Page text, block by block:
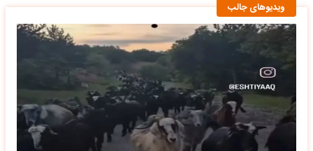
ویدیوهای جالب